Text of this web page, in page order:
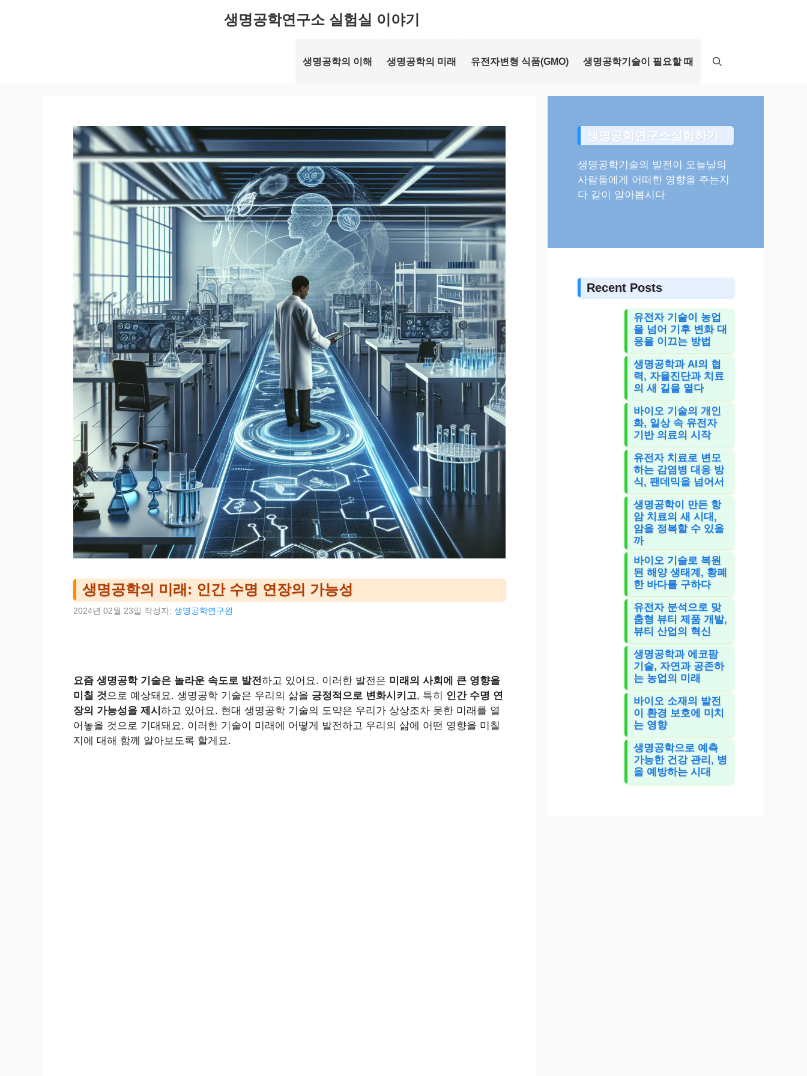
생명공학연구소 실험실 이야기
생명공학의 이해 생명공학의 미래 유전자변형 식품(GMO) 생명공학기술이 필요할 때
생명공학의 미래: 인간 수명 연장의 가능성
2024년 02월 23일 작성자: 생명공학연구원
요즘 생명공학 기술은 놀라운 속도로 발전하고 있어요. 이러한 발전은 미래의 사회에 큰 영향을
미칠 것으로 예상돼요. 생명공학 기술은 우리의 삶을 긍정적으로 변화시키고, 특히
인간 수명 연
장의 가능성을 제시 하고 있어요. 현대 생명공학 기술의 도약은 우리가 상상조차 못한 미래를 열
어놓을 것으로 기대돼요. 이러한 기술이 미래에 어떻게 발전하고 우리의 삶에 어떤 영향을 미칠
지에 대해 함께 알아보도록 할게요.
생명공학연구소실험하기
생명공학기술의 발전이 오늘날의
사람들에게 어떠한 영향을 주는지
다 같이 알아봅시다
Recent Posts
유전자 기술이 농업
을 넘어 기후 변화 대
응을 이끄는 방법
생명공학과 AI의 협
력, 자율진단과 치료
의 새 길을 열다
바이오 기술의 개인
화, 일상 속 유전자
기반 의료의 시작
유전자 치료로 변모
하는 감염병 대응 방
식, 팬데믹을 넘어서
생명공학이 만든 항
암 치료의 새 시대,
암을 정복할 수 있을
까
바이오 기술로 복원
된 해양 생태계, 황폐
한 바다를 구하다
유전자 분석으로 맞
춤형 뷰티 제품 개발,
뷰티 산업의 혁신
생명공학과 에코팜
기술, 자연과 공존하
는 농업의 미래
바이오 소재의 발전
이 환경 보호에 미치
는 영향
생명공학으로 예측
가능한 건강 관리, 병
을 예방하는 시대